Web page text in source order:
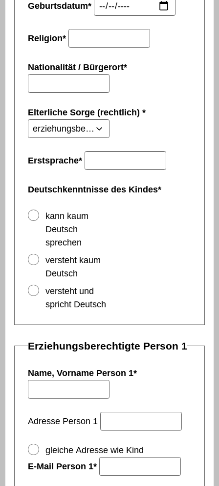
Geburtsdatum*
Religion*
Nationalität / Bürgerort*
Elterliche Sorge (rechtlich)*
Erstsprache*
Deutschkenntnisse des Kindes*
kann kaum
Deutsch
sprechen
versteht kaum
Deutsch
versteht und
spricht Deutsch
Erziehungsberechtigte Person 1
Name, Vorname Person 1*
Adresse Person 1
gleiche Adresse wie Kind
E-Mail Person 1*